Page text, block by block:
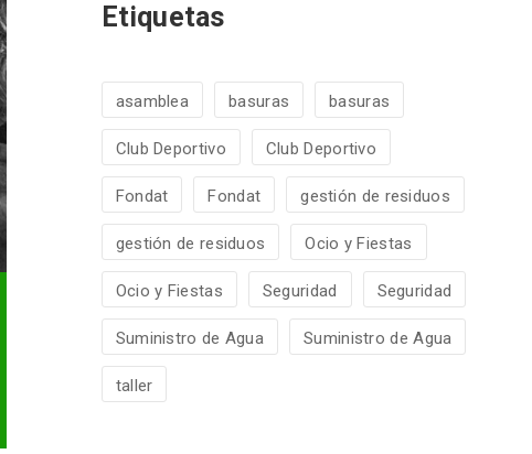
Etiquetas
asamblea basuras basuras
Club Deportivo Club Deportivo
Fondat Fondat gestión de residuos
gestión de residuos Ocio y Fiestas
Ocio y Fiestas Seguridad Seguridad
Suministro de Agua Suministro de Agua
taller